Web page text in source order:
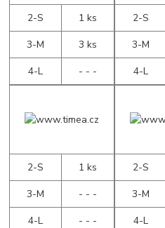
2-S
1 ks
3-M
3 ks
4-L
- - -
2-S
3-M
4-L
2-S
1 ks
3-M
- - -
4-L
- - -
2-S
3-M
4-L